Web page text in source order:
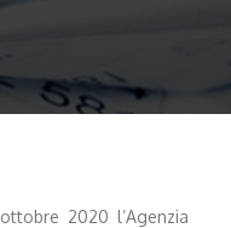
2020 l’Agenzia